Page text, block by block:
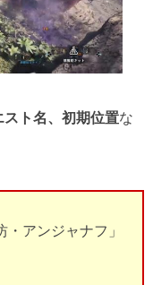
ト名、初期位置な
アンジャナフ」